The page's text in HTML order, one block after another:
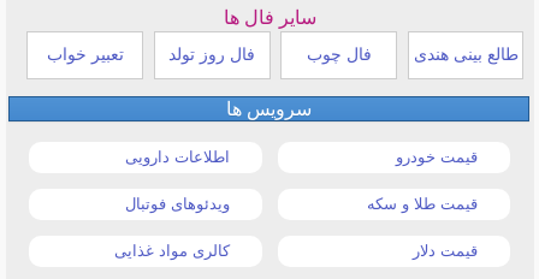
سایر فال ها
طالع بینی هندی فال چوب فال روز تولد تعبیر خواب
سرویس ها
قیمت خودرو اطلاعات دارویی
قیمت طلا و سکه ویدئوهای فوتبال
قیمت دلار کالری مواد غذایی